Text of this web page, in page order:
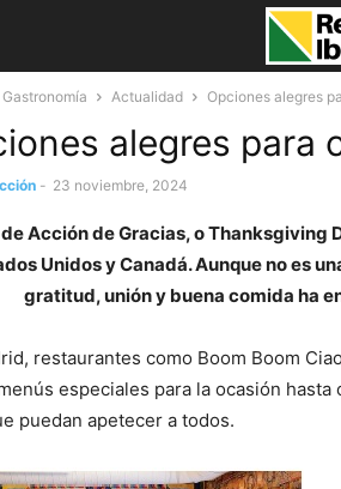
Gastronomía Actualidad Opciones alegres
alegres para
- 23 noviembre, 2024
de Acción de Gracias, o Thanksgiving
Unidos y Canadá. Aunque no es
gratitud, unión y buena comida ha
restaurantes como Boom Boom
especiales para la ocasión
puedan apetecer a todos.